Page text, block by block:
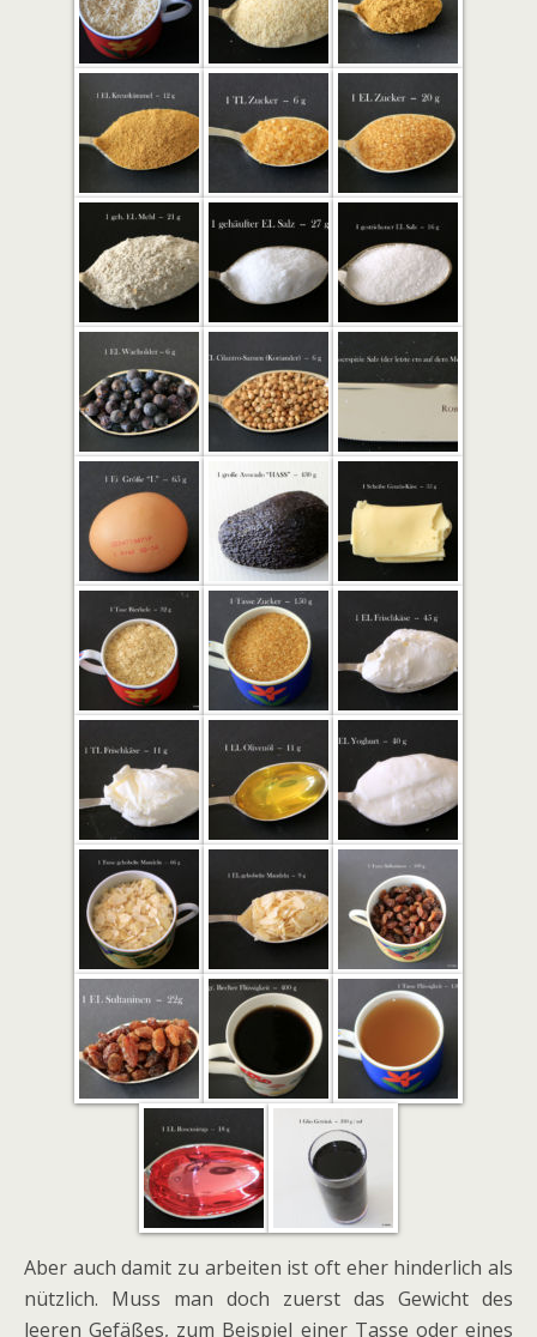
Aber auch damit zu arbeiten ist oft eher hinderlich als
nützlich. Muss man doch zuerst das Gewicht des
leeren Gefäßes, zum Beispiel einer Tasse oder eines